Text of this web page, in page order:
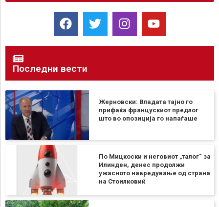
Последни вести
Жерновски: Владата тајно го
прифаќа францускиот предлог
што во опозиција го напаѓаше
По Мицкоски и неговиот „талог“ за
Илинден, денес продолжи
ужасното навредување од страна
на Стоилковиќ